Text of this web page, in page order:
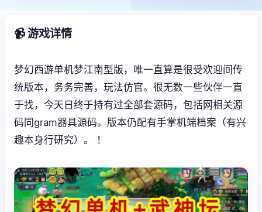
📹 游戏详情
梦幻西游单机梦江南型版，唯一直算是很受欢迎间传
统版本，务务完善，玩法仿官。很无数一些伙伴一直
于找，今天日终于持有过全部套源码，包括网相关源
码同gram器具源码。版本仍配有手掌机端档案（有兴
趣本身行研究）。 ！